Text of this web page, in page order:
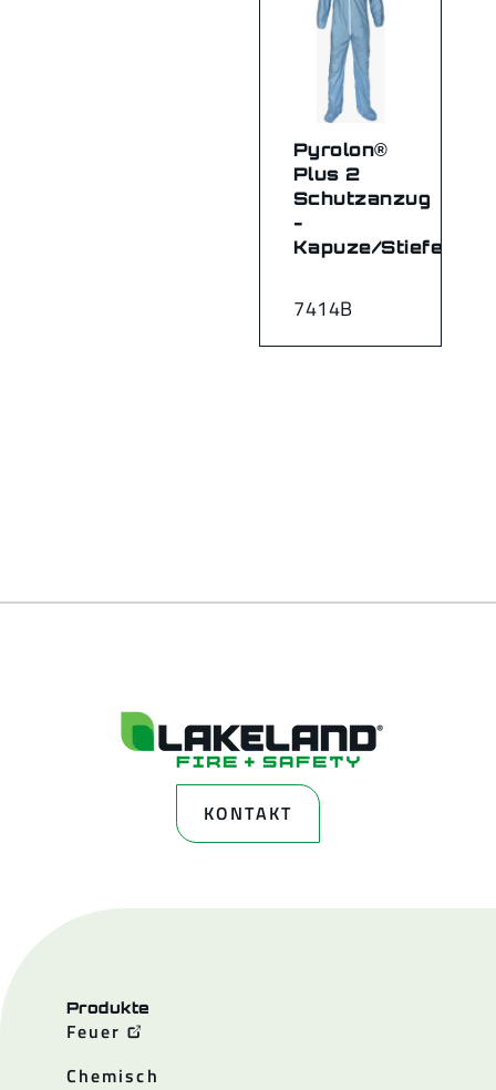
7414B
Pyrolon®
Plus 2
Schutzanzug
-
Kapuze/Stiefel
KONTAKT
Produkte
Feuer
Chemisch